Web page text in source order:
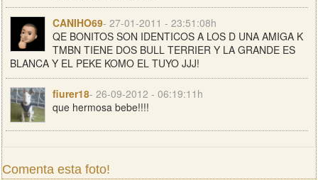
CANIHO69- 27-01-2011 - 23:51:08h
QE BONITOS SON IDENTICOS A LOS D UNA AMIGA K
TMBN TIENE DOS BULL TERRIER Y LA GRANDE ES
BLANCA Y EL PEKE KOMO EL TUYO JJJ!
fiurer18- 26-09-2012 - 06:19:11h
que hermosa bebe!!!!
Comenta esta foto!